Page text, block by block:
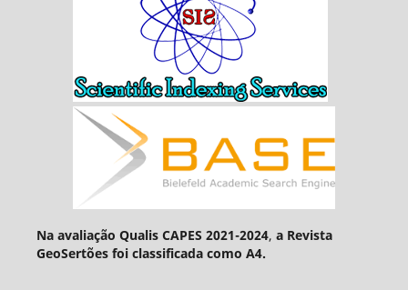
Na avaliação Qualis CAPES 2021-2024, a Revista
GeoSertões foi classificada como A4.